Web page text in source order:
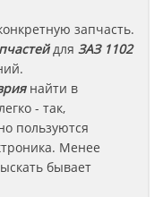
запчасть.
для ЗАЗ 1102
найти в
- так,
пользуются
Менее
бывает